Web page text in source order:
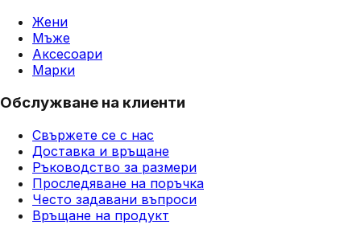
Жени
Мъже
Аксесоари
Марки
Обслужване на клиенти
Свържете се с нас
Доставка и връщане
Ръководство за размери
Проследяване на поръчка
Често задавани въпроси
Връщане на продукт